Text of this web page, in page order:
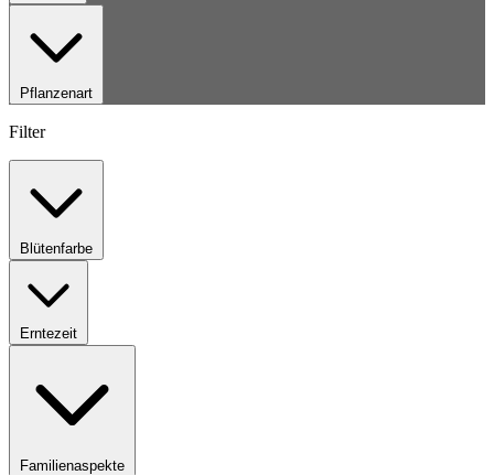
Pflanzenart
Filter
Blütenfarbe
Erntezeit
Familienaspekte